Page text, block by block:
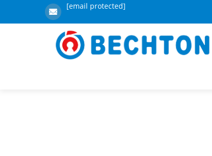
[email protected]